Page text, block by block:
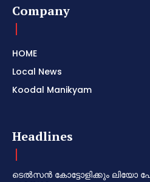
Company
HOME
Local News
Koodal Manikyam
Headlines
ടെൽസൻ കോട്ടോളിക്കും ലിയോ